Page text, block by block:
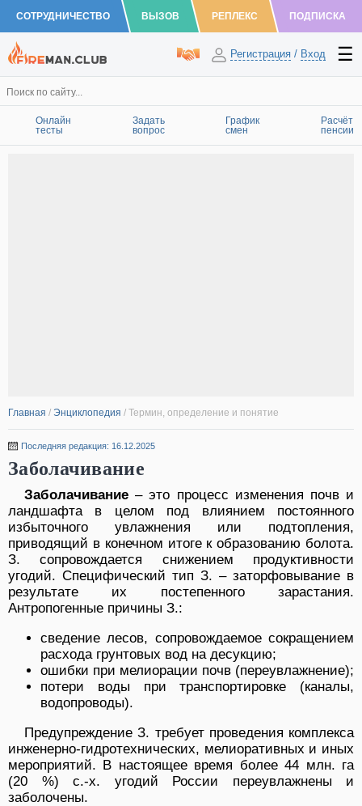
СОТРУДНИЧЕСТВО ВЫЗОВ РЕПЛЕКС ПОДПИСКА
Регистрация / Вход
Онлайн
тесты
Задать
вопрос
График
смен
Расчёт
пенсии
Главная / Энциклопедия / Термин, определение и понятие
Последняя редакция: 16.12.2025
Заболачивание
Заболачивание – это процесс изменения почв и
ландшафта в целом под влиянием постоянного
избыточного увлажнения или подтопления,
приводящий в конечном итоге к образованию болота.
З. сопровождается снижением продуктивности
угодий. Специфический тип З. – заторфовывание в
результате их постепенного зарастания.
Антропогенные причины З.:
сведение лесов, сопровождаемое сокращением
расхода грунтовых вод на десукцию;
ошибки при мелиорации почв (переувлажнение);
потери воды при транспортировке (каналы,
водопроводы).
Предупреждение З. требует проведения комплекса
инженерно-гидротехнических, мелиоративных и иных
мероприятий. В настоящее время более 44 млн. га
(20 %) с.-х. угодий России переувлажнены и
заболочены.